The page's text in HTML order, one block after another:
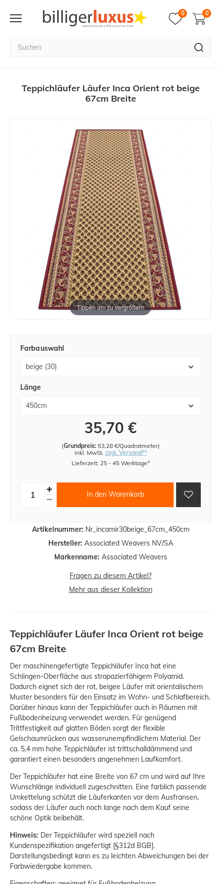
0 0
Teppichläufer Läufer Inca Orient rot beige
67cm Breite
Tippen um zu vergrößern
Artikelnummer: Nr_incamir30beige_67cm_450cm
Hersteller: Associated Weavers NV/SA
Markenname: Associated Weavers
Farbauswahl
Länge
35,70 €
(Grundpreis: 53,28 €/Quadratmeter)
inkl. MwSt. zzgl. Versand**
Lieferzeit: 25 - 45 Werktage*
In den Warenkorb
Fragen zu diesem Artikel?
Mehr aus dieser Kollektion
Teppichläufer Läufer Inca Orient rot beige
67cm Breite
Der maschinengefertigte Teppichläufer Inca hat eine
Schlingen-Oberfläche aus strapazierfähigem Polyamid.
Dadurch eignet sich der rot, beigee Läufer mit orientalischem
Muster besonders für den Einsatz im Wohn- und Schlafbereich.
Darüber hinaus kann der Teppichläufer auch in Räumen mit
Fußbodenheizung verwendet werden. Für genügend
Trittfestigkeit auf glatten Böden sorgt der flexible
Gelschaumrücken aus wasserunempfindlichem Material. Der
ca. 5,4 mm hohe Teppichläufer ist trittschalldämmend und
garantiert einen besonders angenehmen Laufkomfort.
Der Teppichläufer hat eine Breite von 67 cm und wird auf Ihre
Wunschlänge individuell zugeschnitten. Eine farblich passende
Umkettelung schützt die Läuferkanten vor dem Ausfransen,
sodass der Läufer auch noch lange nach dem Kauf seine
schöne Optik beibehält.
Hinweis: Der Teppichläufer wird speziell nach
Kundenspezifikation angefertigt [§312d BGB].
Darstellungsbedingt kann es zu leichten Abweichungen bei der
Farbwiedergabe kommen.